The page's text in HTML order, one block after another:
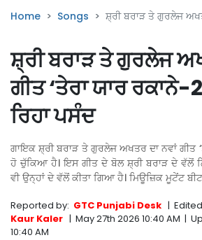
Home Songs ਸ਼੍ਰੀ ਬਰਾੜ ਤੇ ਗੁਰਲੇਜ
ਸ਼੍ਰੀ ਬਰਾੜ ਤੇ ਗੁਰਲੇਜ
ਗੀਤ ‘ਤੇਰਾ ਯਾਰ
ਰਿਹਾ ਪਸੰਦ
ਗਾਇਕ ਸ਼੍ਰੀ ਬਰਾੜ ਤੇ ਗੁਰਲੇਜ ਅਖਤਰ ਦਾ ਨਵਾਂ ਗੀਤ
ਹੋ ਚੁੱਕਿਆ ਹੈ। ਇਸ ਗੀਤ ਦੇ ਬੋਲ ਸ਼੍ਰੀ ਬਰਾੜ ਦੇ ਵੱਲੋਂ
ਵੀ ਉਨ੍ਹਾਂ ਦੇ ਵੱਲੋਂ ਕੀਤਾ ਗਿਆ ਹੈ। ਮਿਊਜ਼ਿਕ ਮੂਟੇਂਟ
Reported by: GTC Punjabi Desk |
Kaur Kaler | May 27th 2026 10:40 AM |
10:40 AM